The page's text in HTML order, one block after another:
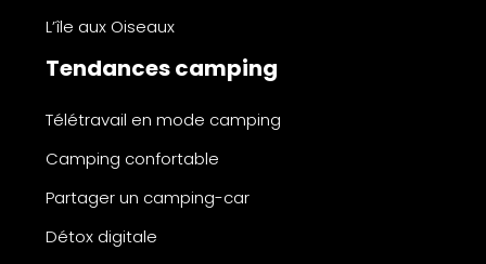
L’île aux Oiseaux
Tendances camping
Télétravail en mode camping
Camping confortable
Partager un camping-car
Détox digitale